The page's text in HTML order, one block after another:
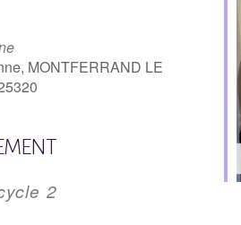
iCalendar
MONTFERRAND LE
2